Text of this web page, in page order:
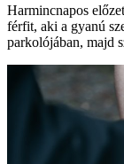
Harmincnapos
férfit, aki a gyanú
parkolójában, majd